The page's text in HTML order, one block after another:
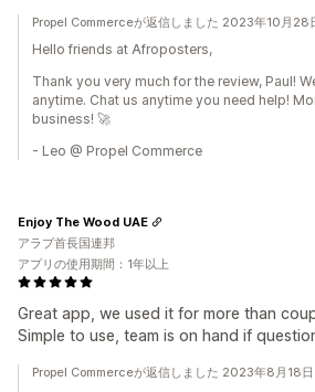
Propel Commerceが返信しました 2023年10月28
Hello friends at Afroposters,
Thank you very much for the review, Paul!
anytime. Chat us anytime you need help!
business! 🚀
- Leo @ Propel Commerce
Great app, we used it for more than
Simple to use, team is on hand if
Enjoy The Wood UAE
アラブ首長国連邦
アプリの使用期間：1年以上
Propel Commerceが返信しました 2023年8月18日